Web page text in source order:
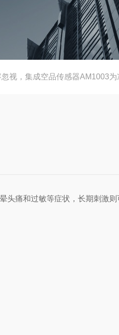
视，集成空品传感器AM1003
头痛和过敏等症状，长期刺激